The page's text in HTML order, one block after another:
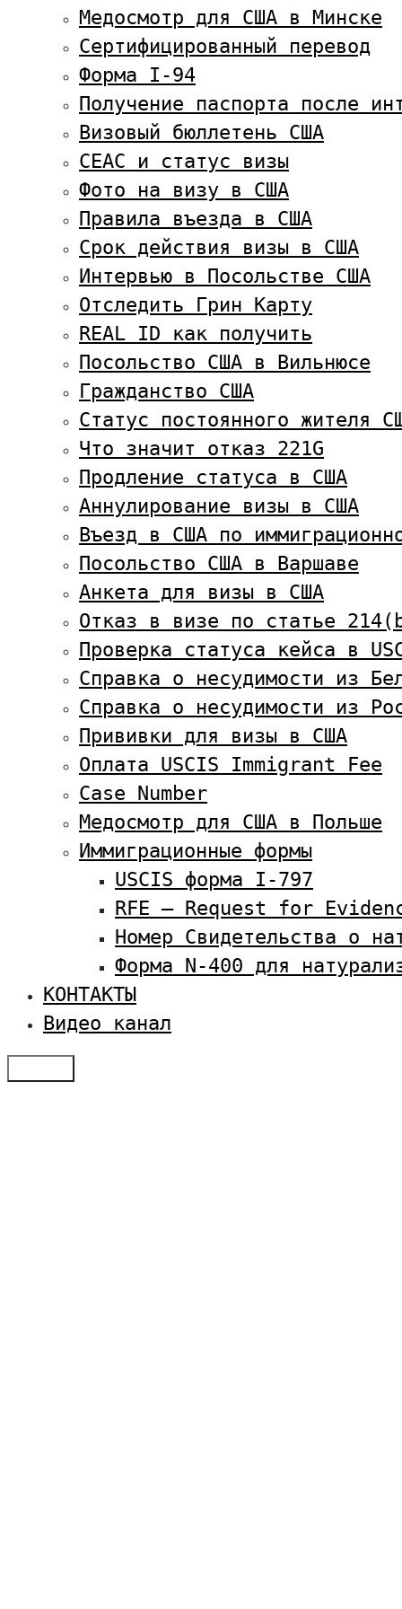
Медосмотр для США в Минске
Сертифицированный перевод
Форма I-94
Получение паспорта после
Визовый бюллетень США
CEAC и статус визы
Фото на визу в США
Правила въезда в США
Срок действия визы в США
Интервью в Посольстве США
Отследить Грин Карту
REAL ID как получить
Посольство США в Вильнюсе
Гражданство США
Статус постоянного жителя
Что значит отказ 221G
Продление статуса в США
Аннулирование визы в США
Въезд в США по
Посольство США в Варшаве
Анкета для визы в США
Отказ в визе по статье
Проверка статуса кейса в
Справка о несудимости из
Справка о несудимости из
Прививки для визы в США
Оплата USCIS Immigrant Fee
Case Number
Медосмотр для США в Польше
Иммиграционные формы
USCIS форма I-797
RFE — Request for
Номер Свидетельства о
Форма N-400 для
КОНТАКТЫ
Видео канал